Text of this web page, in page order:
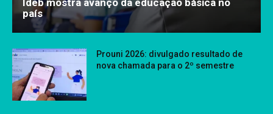
Ideb mostra avanço da educação básica no
país
Prouni 2026: divulgado resultado de
nova chamada para o 2º semestre